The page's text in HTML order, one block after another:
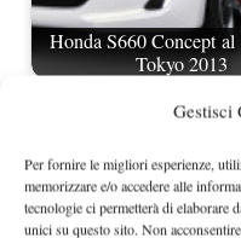
Gestisci
Per fornire le migliori esperienze,
memorizzare e/o accedere alle
tecnologie ci permetterà di elaborare
unici su questo sito. Non
Honda S660 Concept
Tokyo 2013